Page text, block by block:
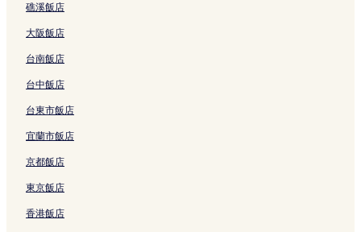
B
r
a
n
h
的
連
結
結
I
H
G
的
結
t
e
l
的
結
連
結
h
a
i
的
結
連
結
u
h
a
i
o
g
b
e
i
P
o
t
的
連
結
n
g
q
i
Z
u
h
a
i
的
連
n
g
q
i
的
結
礁溪飯店
大阪飯店
台南飯店
台中飯店
台東市飯店
宜蘭市飯店
京都飯店
東京飯店
香港飯店